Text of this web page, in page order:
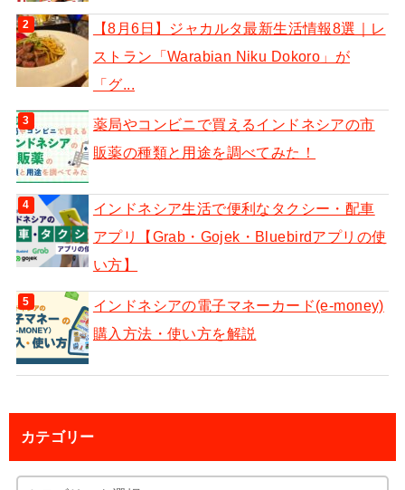
【8月6日】ジャカルタ最新生活情報8選｜レ
ストラン「Warabian Niku Dokoro」が
「グ...
薬局やコンビニで買えるインドネシアの市
販薬の種類と用途を調べてみた！
インドネシア生活で便利なタクシー・配車
アプリ【Grab・Gojek・Bluebirdアプリの使
い方】
インドネシアの電子マネーカード(e-money)
購入方法・使い方を解説
カテゴリー